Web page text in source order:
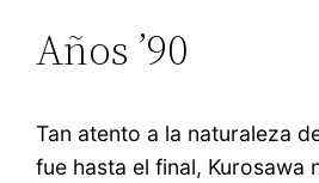
Años ’90
Tan atento a la naturaleza
fue hasta el final, Kurosawa